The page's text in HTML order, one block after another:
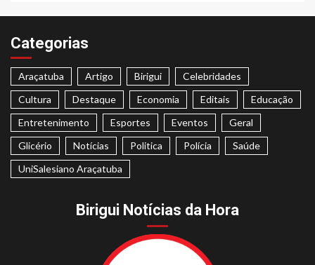
Categorias
Araçatuba Artigo Birigui
Celebridades
Cultura
Destaque Economia Editais
Educação
Entretenimento
Esportes Eventos
Geral
Glicério
Notícias Politica Polícia
Saúde
UniSalesiano Araçatuba
Birigui Notícias da Hora